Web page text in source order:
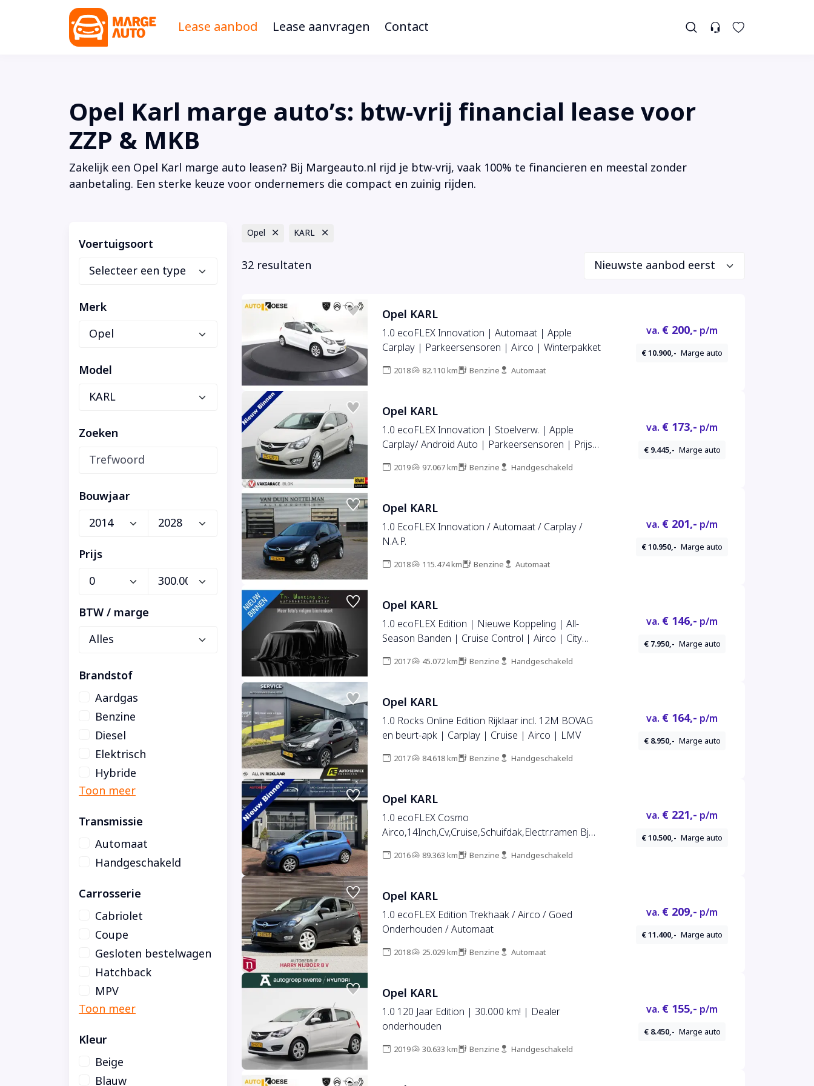
Lease aanbod Lease aanvragen Contact
Opel Karl marge auto’s: btw-vrij financial lease voor
ZZP & MKB
Zakelijk een Opel Karl marge auto leasen? Bij Margeauto.nl rijd je btw-vrij, vaak 100% te financieren en meestal zonder
aanbetaling. Een sterke keuze voor ondernemers die compact en zuinig rijden.
Voertuigsoort
Merk
Model
Zoeken
Bouwjaar
Prijs
BTW / marge
Brandstof
Aardgas
Benzine
Diesel
Elektrisch
Hybride
Transmissie
Automaat
Handgeschakeld
Carrosserie
Cabriolet
Coupe
Gesloten bestelwagen
Hatchback
MPV
Kleur
Beige
Blauw
Opel KARL
32 resultaten
Opel KARL
1.0 ecoFLEX Innovation | Automaat | Apple
Carplay | Parkeersensoren | Airco | Winterpakket
2018 82.110 km Benzine Automaat
va. € 200,- p/m
€ 10.900,- Marge auto
Opel KARL
1.0 ecoFLEX Innovation | Stoelverw. | Apple
Carplay/ Android Auto | Parkeersensoren | Prijs
2019 97.067 km Benzine Handgeschakeld
va. € 173,- p/m
€ 9.445,- Marge auto
Opel KARL
1.0 EcoFLEX Innovation / Automaat / Carplay /
N.A.P.
2018 115.474 km Benzine Automaat
va. € 201,- p/m
€ 10.950,- Marge auto
Opel KARL
1.0 ecoFLEX Edition | Nieuwe Koppeling | All-
Season Banden | Cruise Control | Airco | City
2017 45.072 km Benzine Handgeschakeld
va. € 146,- p/m
€ 7.950,- Marge auto
Opel KARL
1.0 Rocks Online Edition Rijklaar incl. 12M BOVAG
en beurt-apk | Carplay | Cruise | Airco | LMV
2017 84.618 km Benzine Handgeschakeld
va. € 164,- p/m
€ 8.950,- Marge auto
Opel KARL
1.0 ecoFLEX Cosmo
Airco,14Inch,Cv,Cruise,Schuifdak,Electr.ramen Bj
2016 89.363 km Benzine Handgeschakeld
va. € 221,- p/m
€ 10.500,- Marge auto
Opel KARL
1.0 ecoFLEX Edition Trekhaak / Airco / Goed
Onderhouden / Automaat
2018 25.029 km Benzine Automaat
va. € 209,- p/m
€ 11.400,- Marge auto
Opel KARL
1.0 120 Jaar Edition | 30.000 km! | Dealer
onderhouden
2019 30.633 km Benzine Handgeschakeld
va. € 155,- p/m
€ 8.450,- Marge auto